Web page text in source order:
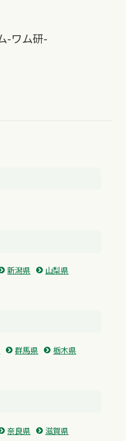
-ワム研-
新潟県
山梨県
群馬県
栃木県
奈良県
滋賀県